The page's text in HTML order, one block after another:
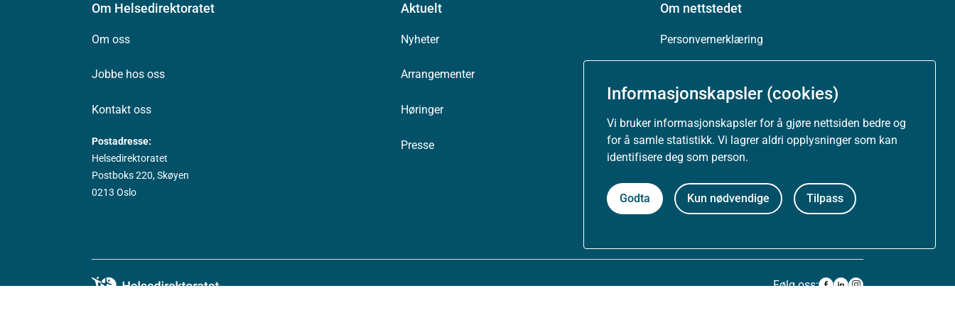
Informasjonskapsler (cookies)
Vi bruker informasjonskapsler for å gjøre nettsiden bedre og
for å samle statistikk. Vi lagrer aldri opplysninger som kan
identifisere deg som person.
Godta Kun nødvendige Tilpass
Om Helsedirektoratet
Om oss
Jobbe hos oss
Kontakt oss
Postadresse:
Helsedirektoratet
Postboks 220, Skøyen
0213 Oslo
Aktuelt
Nyheter
Arrangementer
Høringer
Presse
Om nettstedet
Personvernerklæring
Nyhetsvarsel og abonnement
Åpne data (API)
Følg oss: